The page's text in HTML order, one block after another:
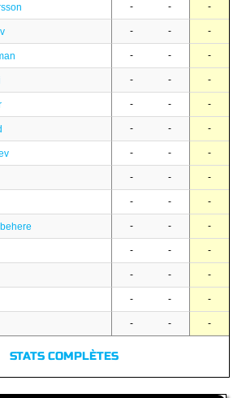
- - -
- - -
- - -
- - -
- - -
- - -
- - -
- - -
- - -
- - -
- - -
- - -
- - -
- - -
STATS COMPLÈTES